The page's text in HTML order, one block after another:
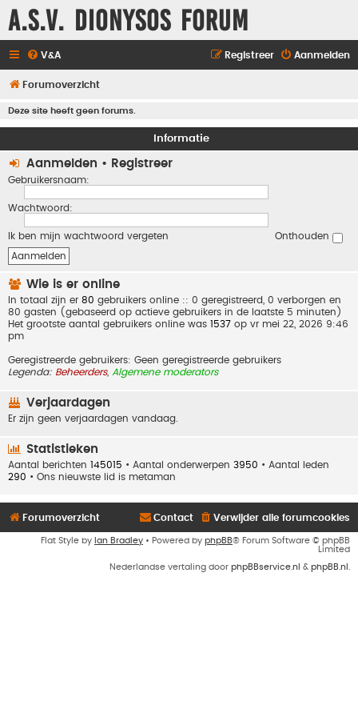
A.S.V. Dionysos Forum
V&A Aanmelden
Registreer
Forumoverzicht
Deze site heeft geen forums.
Informatie
Aanmelden • Registreer
Gebruikersnaam:
Wachtwoord:
Ik ben mijn wachtwoord vergeten Onthouden
Wie is er online
In totaal zijn er 80 gebruikers online :: 0 geregistreerd, 0 verborgen en
80 gasten (gebaseerd op actieve gebruikers in de laatste 5 minuten)
Het grootste aantal gebruikers online was 1537 op vr mei 22, 2026 9:46
pm
Geregistreerde gebruikers: Geen geregistreerde gebruikers
Legenda: Beheerders, Algemene moderators
Verjaardagen
Er zijn geen verjaardagen vandaag.
Statistieken
Aantal berichten 145015 • Aantal onderwerpen 3950 • Aantal leden
290 • Ons nieuwste lid is metaman
Forumoverzicht Verwijder alle forumcookies
Contact
Flat Style by Ian Bradley • Powered by phpBB® Forum Software © phpBB
Limited
Nederlandse vertaling door phpBBservice.nl & phpBB.nl